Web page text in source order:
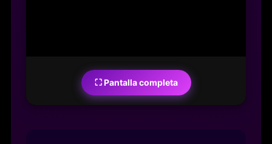
⛶ Pantalla completa